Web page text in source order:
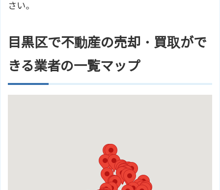
さい。
目黒区で不動産の売却・買取がで
きる業者の一覧マップ